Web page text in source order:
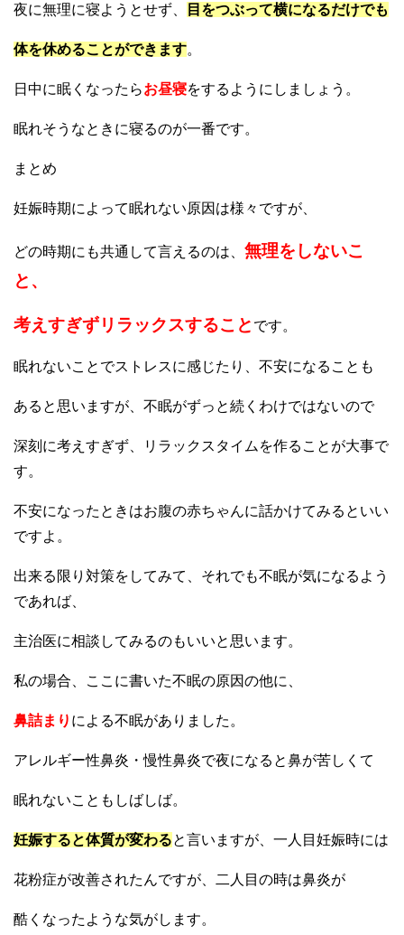
夜に無理に寝ようとせず、 目をつぶって横になるだけでも
体を休めることができます。
日中に眠くなったらお昼寝をするようにしましょう。
眠れそうなときに寝るのが一番です。
まとめ
妊娠時期によって眠れない原因は様々ですが、
どの時期にも共通して言えるのは、 無理をしないこ
と、
考えすぎずリラックスすること です。
眠れないことでストレスに感じたり、不安になることも
あると思いますが、不眠がずっと続くわけではないので
深刻に考えすぎず、リラックスタイムを作ることが大事で
す。
不安になったときはお腹の赤ちゃんに話かけてみるといい
ですよ。
出来る限り対策をしてみて、それでも不眠が気になるよう
であれば、
主治医に相談してみるのもいいと思います。
私の場合、ここに書いた不眠の原因の他に、
鼻詰まり による不眠がありました。
アレルギー性鼻炎・慢性鼻炎で夜になると鼻が苦しくて
眠れないこともしばしば。
妊娠すると体質が変わると言いますが、一人目妊娠時には
花粉症が改善されたんですが、二人目の時は鼻炎が
酷くなったような気がします。